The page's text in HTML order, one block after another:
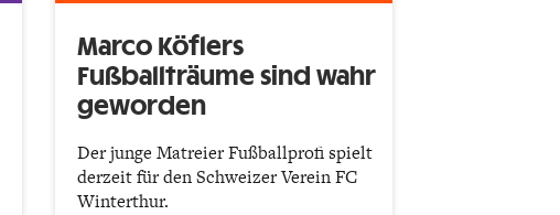
Marco Köflers
Fußballträume sind wahr
geworden
Der junge Matreier Fußballprofi spielt
derzeit für den Schweizer Verein FC
Winterthur.